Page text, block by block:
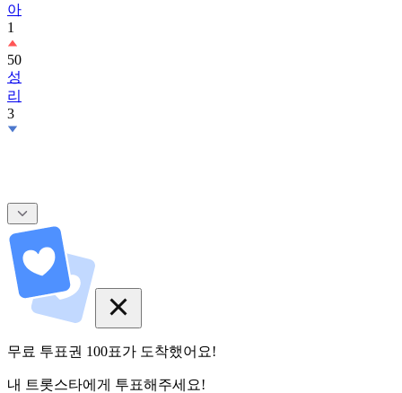
50
성
리
3
무료 투표권 100표가 도착했어요!
내 트롯스타에게 투표해주세요!